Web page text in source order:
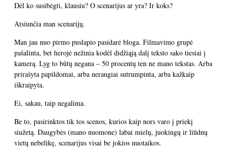
Dėl ko susibėgti, klausiu? O scenarijus ar yra? Ir koks?
Atsiunčia man scenarijų.
Man jau nuo pirmo puslapio pasidarė bloga. Filmavimo grupė
pašalinta, bet herojė nežinia kodėl didžiąją dalį teksto sako tiesiai į
kamerą. Lyg to būtų negana – 50 procentų ten ne mano tekstas. Arba
prirašyta papildomai, arba nerangiai sutrumpinta, arba kažkaip
iškraipyta.
Ei, sakau, taip negalima.
Be to, pasirinktos tik tos scenos, kurios kaip nors varo į priekį
siužetą. Daugybės (mano nuomone) labai mielų, juokingų ir liūdnų
vietų nebelikę, scenarijus visai be jokios nuotaikos.